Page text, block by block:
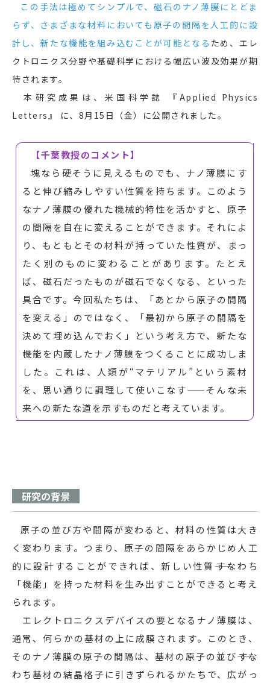
この手法は極めてシンプルで、磁石のナノ薄膜にとどま
らず、さまざまな材料においても原子の間隔を人工的に設
計し、新たな機能を組み込むことが可能となる ため、エレ
クトロニクス分野や基礎科学における幅広い波及効果が期
待されます。
本研究成果は、米国科学誌 『Applied Physics
Letters』 に、8月15日（金）に公開されました。
【千葉教授のコメント】
塊なら硬そうに見えるものでも、ナノ薄膜にす
ると伸び縮みしやすい性質を持ちます。このよう
なナノ薄膜の優れた機械的特性を活かすと、原子
の間隔を自在に変えることができます。それによ
り、もともとその材料が持っていた性質が、まっ
たく別のものに変わることがあります。たとえ
ば、磁石だったものが磁石でなくなる、といった
具合です。今回私たちは、「あとから原子の間隔
を変える」のではなく、「最初から原子の間隔を
決めて埋め込んでおく」という考え方で、新たな
機能を内蔵したナノ薄膜をつくることに成功しま
した。これは、人類が“マテリアル”という素材
を、思い通りに調理して使いこなす——そんな未
来への新たな道を示すものだと考えています。
研究の背景
原子の並び方や間隔が変わると、材料の性質は大き
く変わります。つまり、原子の間隔をあらかじめ人工
的に設計することができれば、新しい性質――すなわち
「機能」を持った材料を生み出すことができると考え
られます。
エレクトロニクスデバイスの要となるナノ薄膜は、
通常、何らかの基材の上に成膜されます。このとき、
そのナノ薄膜の原子の間隔は、基材の原子の並び――すな
わち基材の結晶格子に引きずられるかたちで、広がっ